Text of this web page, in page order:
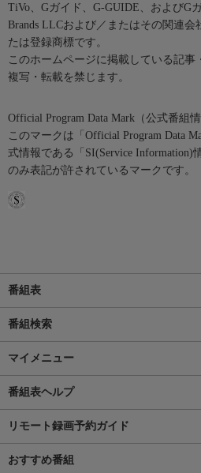
TiVo、Gガイド、G-GUIDE、およびG
Brands LLCおよび／またはその関連会
たは登録商標です。
このホームページに掲載している記
複写・転載を禁じます。
Official Program Data Mark（公式番組情
このマークは「Official Program Data
式情報である「SI(Service Information)
のみ表記が許されているマークです。
番組表
番組検索
マイメニュー
番組表ヘルプ
リモート録画予約ガイド
おすすめ番組